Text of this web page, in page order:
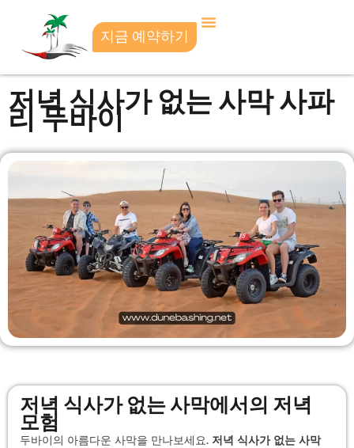
지금 예약하기
저녁 식사가 없는 사막 사파
리 두바이
저녁 식사가 없는 사막에서의 저녁
모험
두바이의 아름다운 사막을 만나보세요. 저녁 식사가 없는 사막